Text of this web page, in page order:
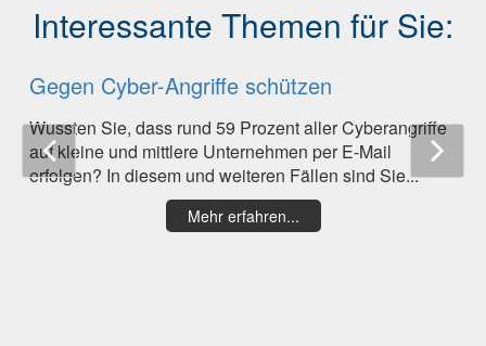
Interessante Themen für Sie:
Gegen Cyber-Angriffe schützen
Wussten Sie, dass rund 59 Prozent aller Cyberangriffe
auf kleine und mittlere Unternehmen per E-Mail
erfolgen? In diesem und weiteren Fällen sind Sie...
Mehr erfahren...